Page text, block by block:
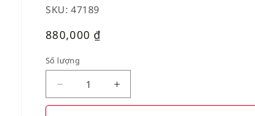
SKU: 47189
Giá
880,000 ₫
Số lượng
Decrease
quantity
Increase
quantity